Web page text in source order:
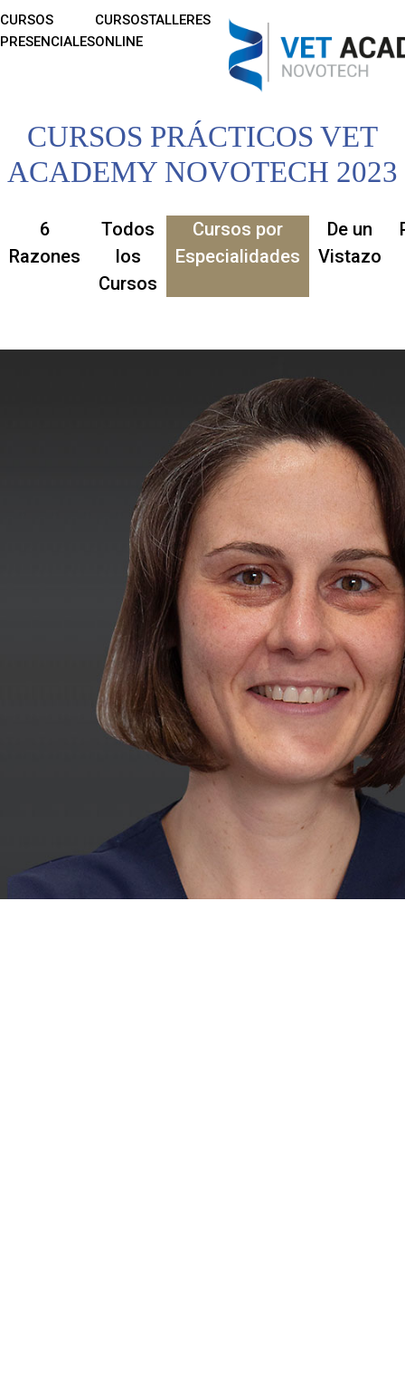
CURSOS
PRESENCIALES
CURSOS
ONLINE
TALLERES
CURSOS PRÁCTICOS VET
ACADEMY NOVOTECH 2023
6
Razones
Todos
los
Cursos
Cursos por
Especialidades
De un
Vistazo